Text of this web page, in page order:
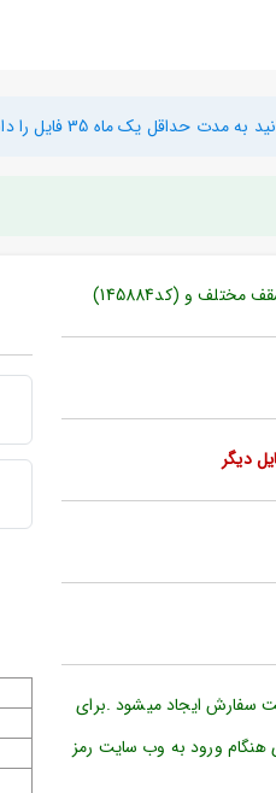
یک ماه 35 فایل را دانلود کنید
و (کد145884)
سفارش ایجاد میشود .برای
هنگام ورود به وب سایت رمز